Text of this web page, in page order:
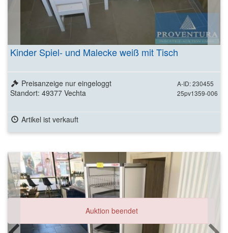
Kinder Spiel- und Malecke weiß mit Tisch
A-ID: 230455
25pv1359-006
Preisanzeige nur eingeloggt
Standort: 49377 Vechta
Artikel ist verkauft
Auktion beendet